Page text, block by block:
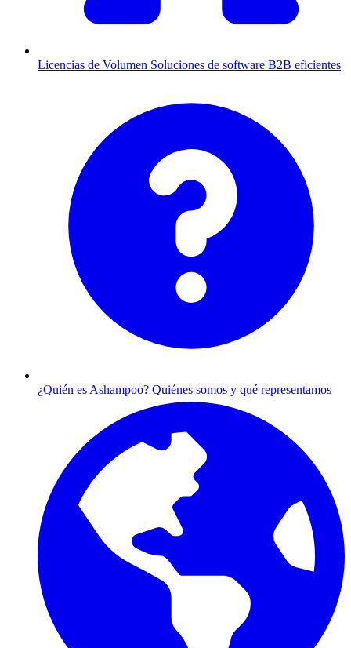
Licencias de Volumen Soluciones de software B2B eficientes
¿Quién es Ashampoo? Quiénes somos y qué representamos